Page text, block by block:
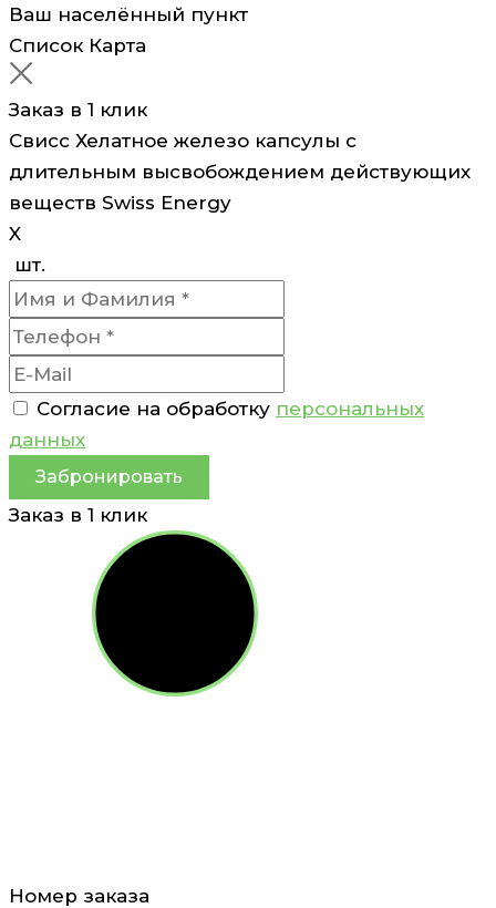
Ваш населённый пункт
Список Карта
Заказ в 1 клик
Свисс Хелатное железо капсулы с
длительным высвобождением действующих
веществ Swiss Energy
X
шт.
Согласие на обработку персональных
данных
Забронировать
Заказ в 1 клик
Номер заказа